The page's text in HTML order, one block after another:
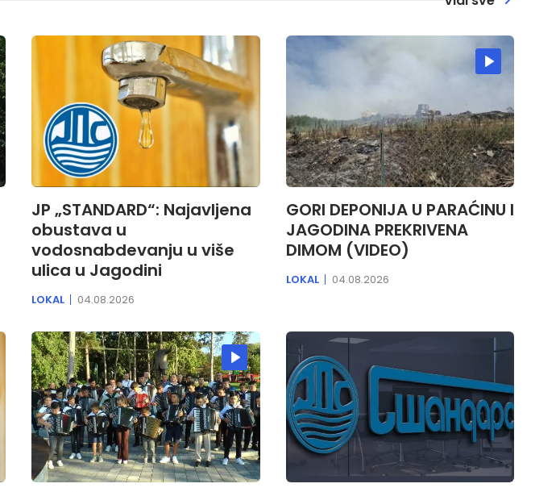
JP „STANDARD“: Najavljena
obustava u
vodosnabdevanju u više
ulica u Jagodini
LOKAL 04.08.2026
GORI DEPONIJA U PARAĆINU I
JAGODINA PREKRIVENA
DIMOM (VIDEO)
LOKAL 04.08.2026